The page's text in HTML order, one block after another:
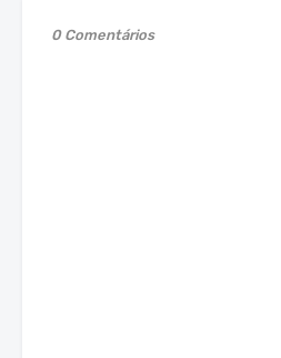
0 Comentários